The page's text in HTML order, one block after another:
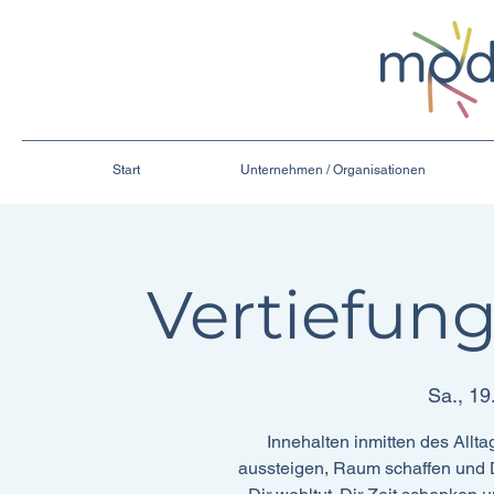
Start Unternehmen / Organisationen
Sa.,
Innehalten inmitten des
aussteigen, Raum schaffen